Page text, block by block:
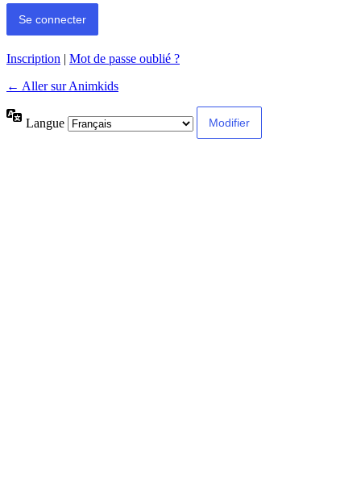
Inscription | Mot de passe oublié ?
← Aller sur Animkids
Langue